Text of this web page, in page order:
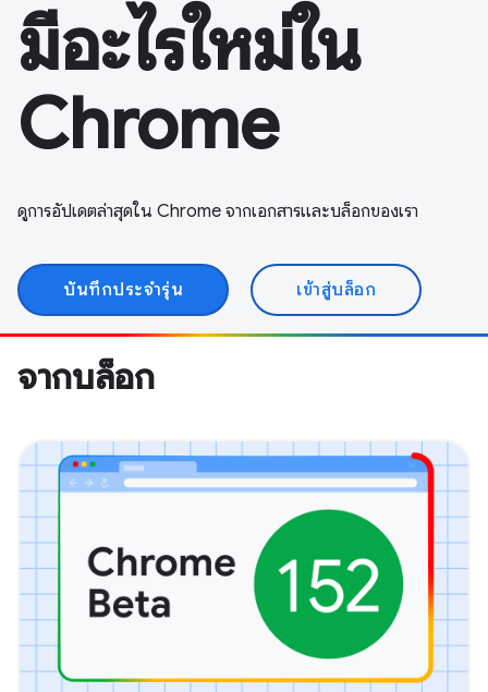
มีอะไรใหม่ใน
Chrome
ดูการอัปเดตล่าสุดใน Chrome จากเอกสารและบล็อกของเรา
บันทึกประจำรุ่น เข้าสู่บล็อก
จากบล็อก